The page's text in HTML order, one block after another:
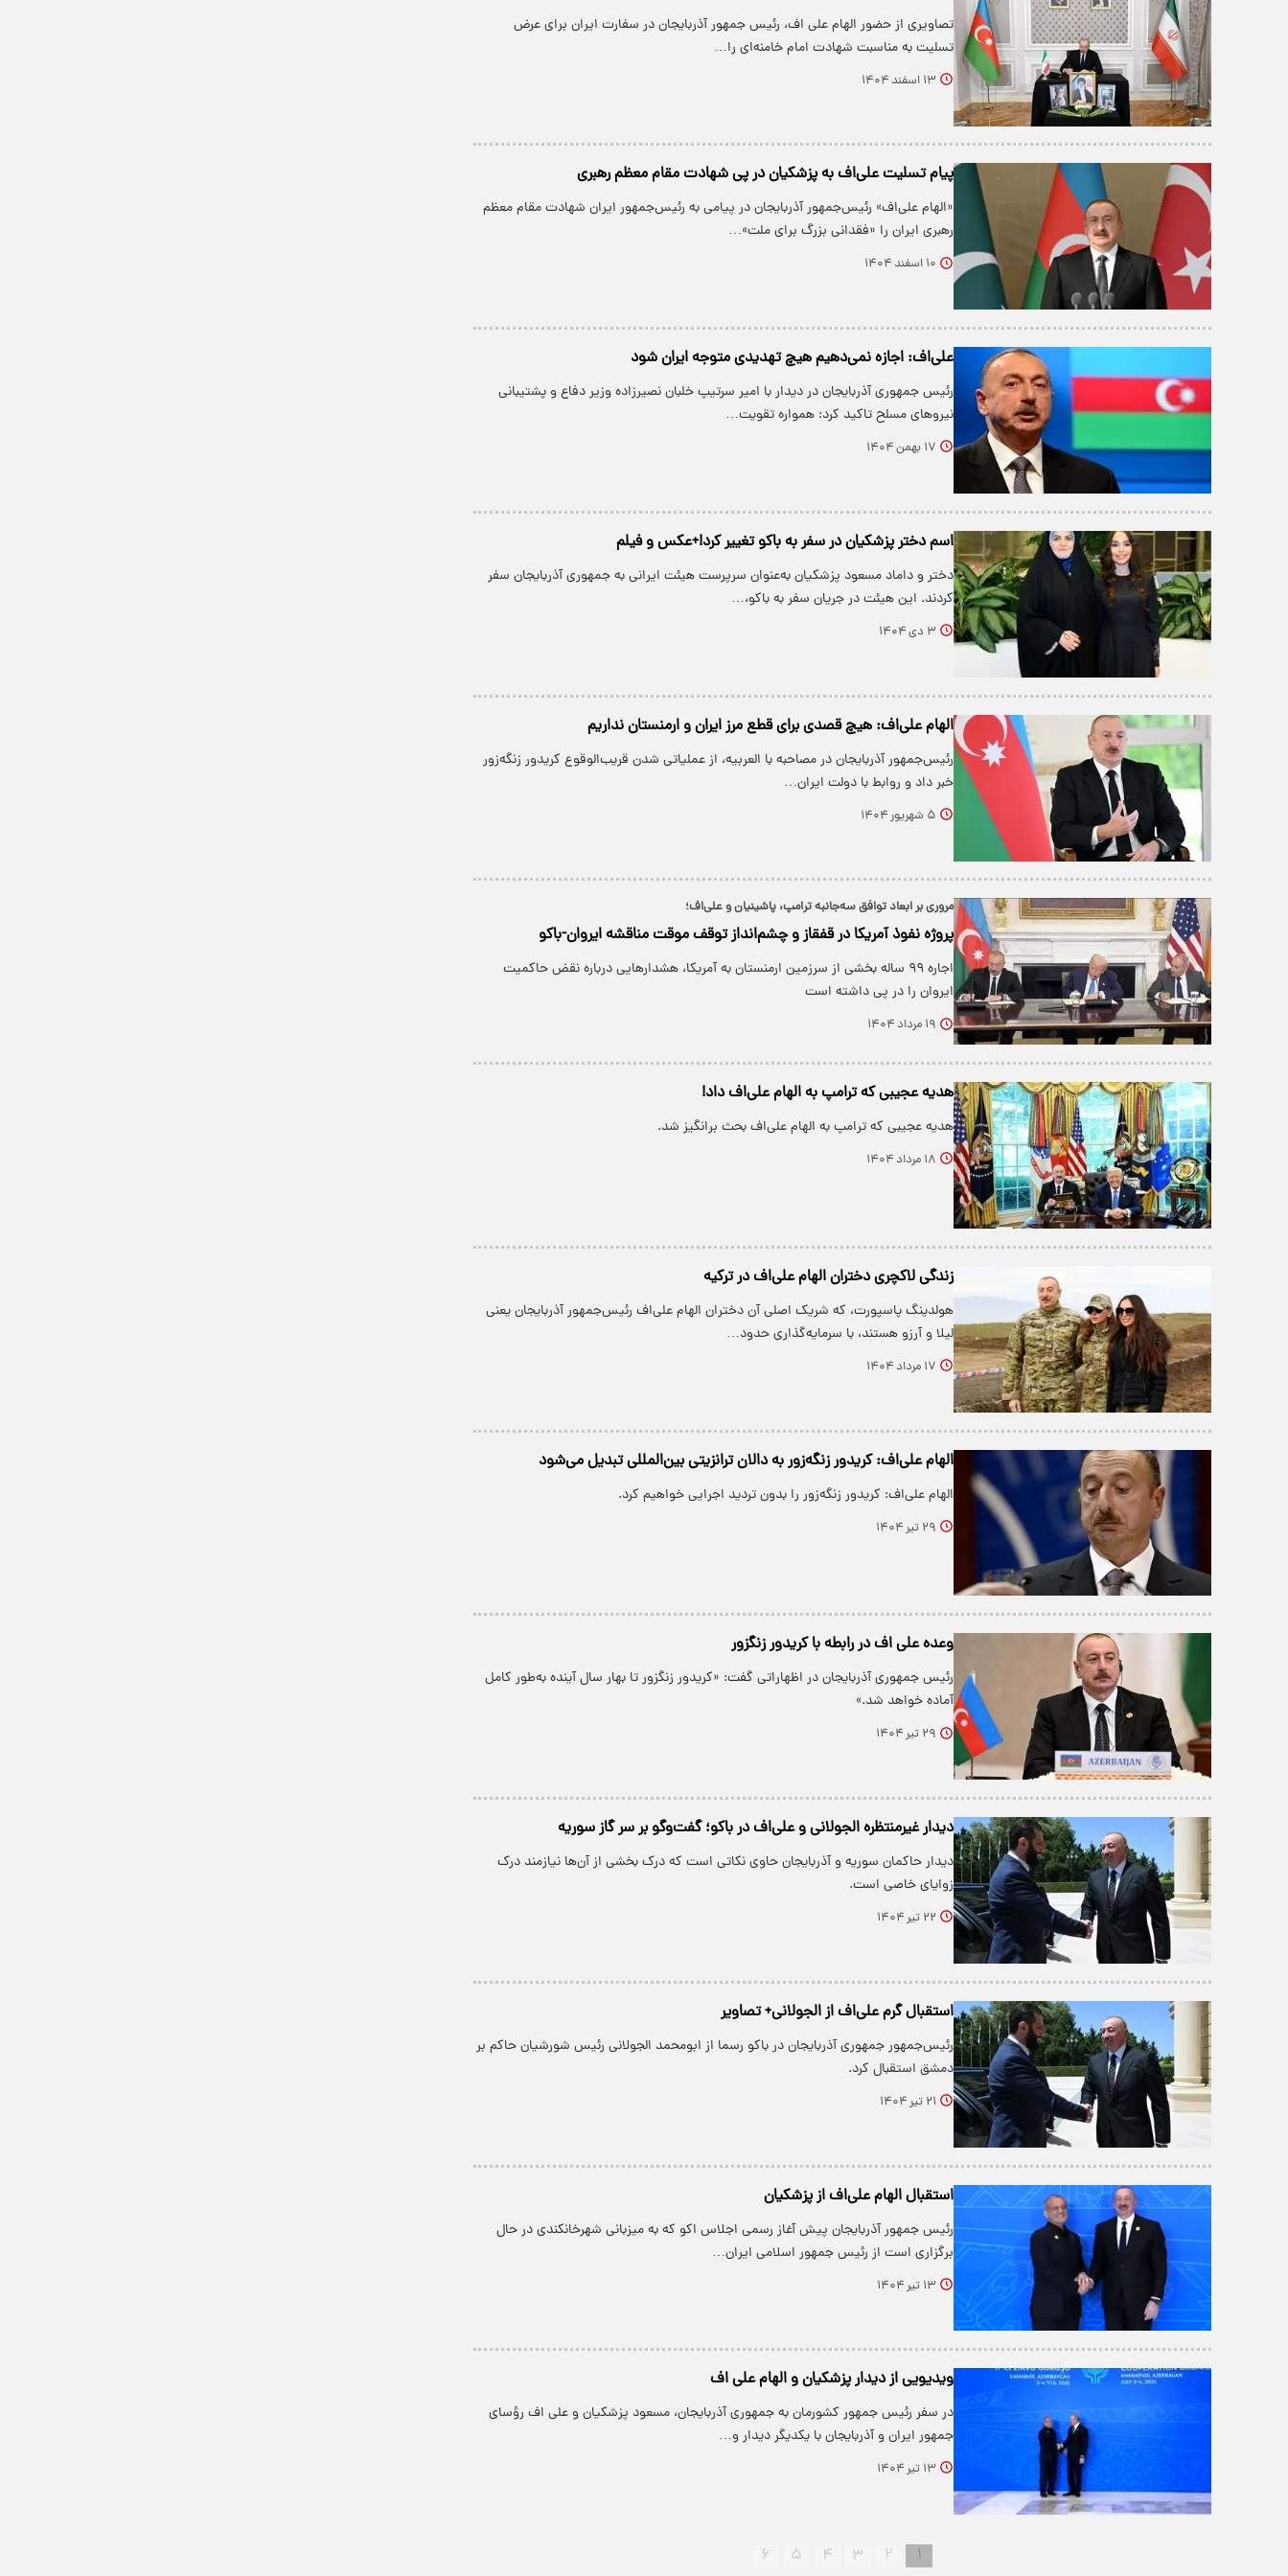
تصاویری از حضور الهام علی اف، رئیس جمهور آذربایجان در سفارت ایران برای عرض
تسلیت به مناسبت شهادت امام خامنه‌ای را…
۱۳ اسفند ۱۴۰۴
پیام تسلیت علی‌اف به پزشکیان در پی شهادت مقام معظم رهبری
«الهام علی‌اف» رئیس‌جمهور آذربایجان در پیامی به رئیس‌جمهور ایران شهادت مقام معظم
رهبری ایران را «فقدانی بزرگ برای ملت»…
۱۰ اسفند ۱۴۰۴
علی‌اف: اجازه نمی‌دهیم هیچ تهدیدی متوجه ایران شود
رئیس ‌جمهوری آذربایجان در دیدار با امیر سرتیپ خلبان نصیرزاده وزیر دفاع و پشتیبانی
نیروهای مسلح تاکید کرد: همواره تقویت…
۱۷ بهمن ۱۴۰۴
اسم دختر پزشکیان در سفر به باکو تغییر کرد!+عکس و فیلم
دختر و داماد مسعود پزشکیان به‌عنوان سرپرست هیئت ایرانی به جمهوری آذربایجان سفر
کردند. این هیئت در جریان سفر به باکو،…
۳ دی ۱۴۰۴
الهام علی‌اف: هیچ قصدی برای قطع مرز ایران و ارمنستان نداریم
رئیس‌جمهور آذربایجان در مصاحبه با العربیه، از عملیاتی شدن قریب‌الوقوع کریدور زنگه‌زور
خبر داد و روابط با دولت ایران…
۵ شهریور ۱۴۰۴
مروری بر ابعاد توافق‌ سه‌جانبه ترامپ، پاشینیان و علی‌اف؛
پروژه نفوذ آمریکا در قفقاز و چشم‌انداز توقف موقت مناقشه ایروان-باکو
اجاره ۹۹ ساله بخشی از سرزمین ارمنستان به آمریکا، هشدارهایی درباره نقض حاکمیت
ایروان را در پی داشته است
۱۹ مرداد ۱۴۰۴
هدیه عجیبی که ترامپ به الهام علی‌اف داد!
هدیه عجیبی که ترامپ به الهام علی‌اف بحث برانگیز شد.
۱۸ مرداد ۱۴۰۴
زندگی لاکچری دختران الهام علی‌اف در ترکیه
هولدینگ پاسپورت، که شریک اصلی آن دختران الهام علی‌اف رئیس‌جمهور آذربایجان یعنی
لیلا و آرزو هستند، با سرمایه‌گذاری حدود…
۱۷ مرداد ۱۴۰۴
الهام علی‌اف: کریدور زنگه‌زور به دالان ترانزیتی بین‌المللی تبدیل می‌شود
الهام علی‌اف: کریدور زنگه‌زور را بدون تردید اجرایی خواهیم کرد.
۲۹ تیر ۱۴۰۴
وعده علی اف در رابطه با کریدور زنگزور
رئیس‌ جمهوری آذربایجان در اظهاراتی گفت: «کریدور زنگزور تا بهار سال آینده به‌طور کامل
آماده خواهد شد.»
۲۹ تیر ۱۴۰۴
دیدار غیرمنتظره الجولانی و علی‌اف در باکو؛ گفت‌وگو بر سر گاز سوریه
دیدار حاکمان سوریه و آذربایجان حاوی نکاتی است که درک بخشی از آن‌ها نیازمند درک
زوایای خاصی است.
۲۲ تیر ۱۴۰۴
استقبال گرم علی‌اف از الجولانی+ تصاویر
رئیس‌جمهور جمهوری آذربایجان در باکو رسما از ابومحمد الجولانی رئیس شورشیان حاکم بر
دمشق استقبال کرد.
۲۱ تیر ۱۴۰۴
استقبال الهام علی‌اف از پزشکیان
رئیس جمهور آذربایجان پیش آغاز رسمی اجلاس اکو که به میزبانی شهرخانکندی در حال
برگزاری است از رئیس جمهور اسلامی ایران…
۱۳ تیر ۱۴۰۴
ویدیویی از دیدار پزشکیان و الهام علی اف
در سفر رئیس جمهور کشورمان به جمهوری آذربایجان، مسعود پزشکیان و علی اف رؤسای
جمهور ایران و آذربایجان با یکدیگر دیدار و…
۱۳ تیر ۱۴۰۴
۱ ۲ ۳ ۴ ۵ ۶